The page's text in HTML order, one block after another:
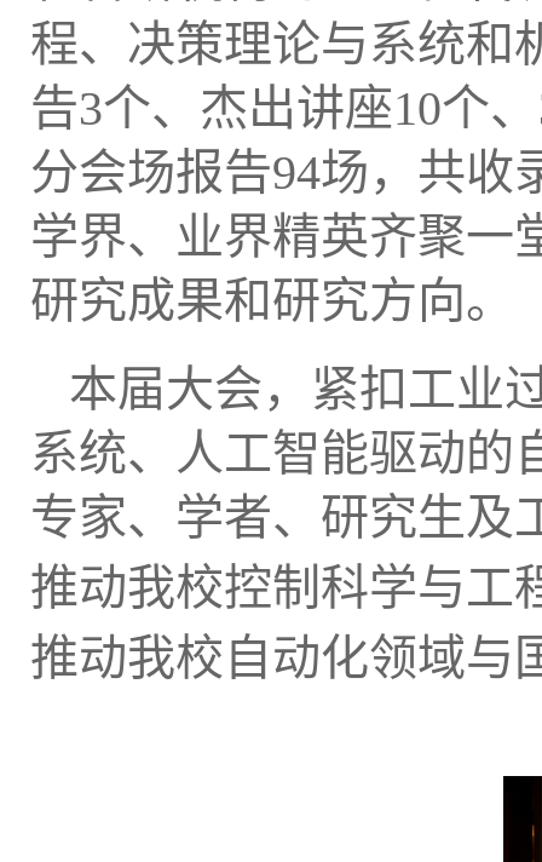
程、决策理论与系统和
告3个、杰出讲座10个、
分会场报告94场，共收
学界、业界精英齐聚一
研究成果和研究方向。
本届大会，紧扣工业
系统、人工智能驱动的
专家、学者、研究生及
推动我校控制科学与工
推动我校自动化领域与